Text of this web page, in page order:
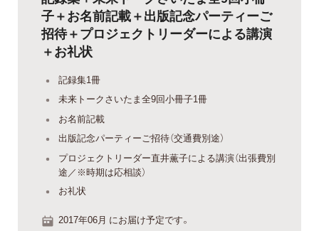
子＋お名前記載＋出版記念パーティーご
招待＋プロジェクトリーダーによる講演
＋お礼状
記録集1冊
未来トークさいたま全9回小冊子1冊
お名前記載
出版記念パーティーご招待（交通費別途）
プロジェクトリーダー直井薫子による講演（出張費別
途／※時期は応相談）
お礼状
2017年06月 にお届け予定です。